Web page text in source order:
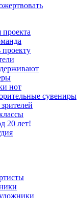
нот
сувениры
20 лет!